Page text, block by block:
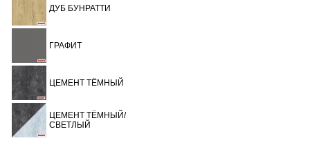
ДУБ БУНРАТТИ
ГРАФИТ
ЦЕМЕНТ ТЁМНЫЙ
ЦЕМЕНТ ТЁМНЫЙ/
СВЕТЛЫЙ